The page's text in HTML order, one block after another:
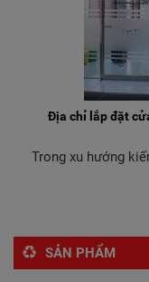
Địa chỉ lắp đặt
Trong xu hướng
SẢN PHẨM